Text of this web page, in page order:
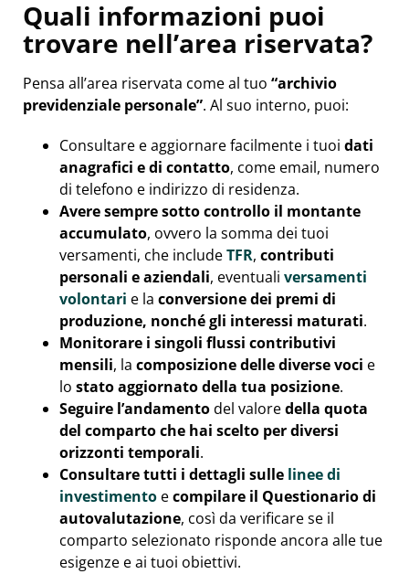
Quali informazioni puoi
trovare nell’area riservata?
Pensa all’area riservata come al tuo “archivio
previdenziale personale”. Al suo interno, puoi:
Consultare e aggiornare facilmente i tuoi dati
anagrafici e di contatto, come email, numero
di telefono e indirizzo di residenza.
Avere sempresotto controllo il montante
accumulato, ovvero la somma dei tuoi
versamenti, che includeTFR, contributi
personali e aziendali, eventuali versamenti
volontari e la conversione dei premi di
produzione, nonché gli interessi maturati.
Monitorare i singoli flussi contributivi
mensili, la composizione delle diverse voci e
lo stato aggiornato della tua posizione.
Seguire l’andamentodel valoredella quota
del comparto che hai scelto per diversi
orizzonti temporali.
Consultaretutti i dettagli sulle linee di
investimento ecompilare il Questionario di
autovalutazione, così da verificare se il
comparto selezionato risponde ancora alle tue
esigenze e ai tuoi obiettivi.